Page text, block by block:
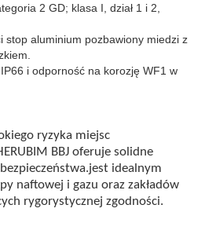
2 GD; klasa I, dział 1 i 2,
stop aluminium pozbawiony miedzi z
i odporność na korozję WF1 w
ryzyka miejsc
BBJ oferuje solidne
idealnym
naftowej i gazu oraz zakładów
rygorystycznej zgodności.